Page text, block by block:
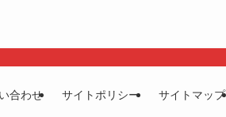
合わせ サイトポリシー サイトマップ